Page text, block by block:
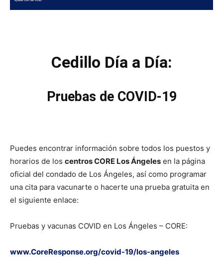
Cedillo Día a Día:
Pruebas de COVID-19
Puedes encontrar información sobre todos los puestos y
horarios de los centros CORE Los Ángeles en la página
oficial del condado de Los Ángeles, así como programar
una cita para vacunarte o hacerte una prueba gratuita en
el siguiente enlace:
Pruebas y vacunas COVID en Los Ángeles – CORE:
www.CoreResponse.org/covid-19/los-angeles